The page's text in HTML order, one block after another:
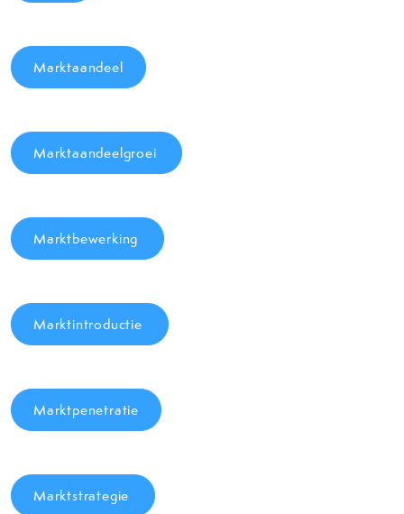
Marktaandeel
Marktaandeelgroei
Marktbewerking
Marktintroductie
Marktpenetratie
Marktstrategie